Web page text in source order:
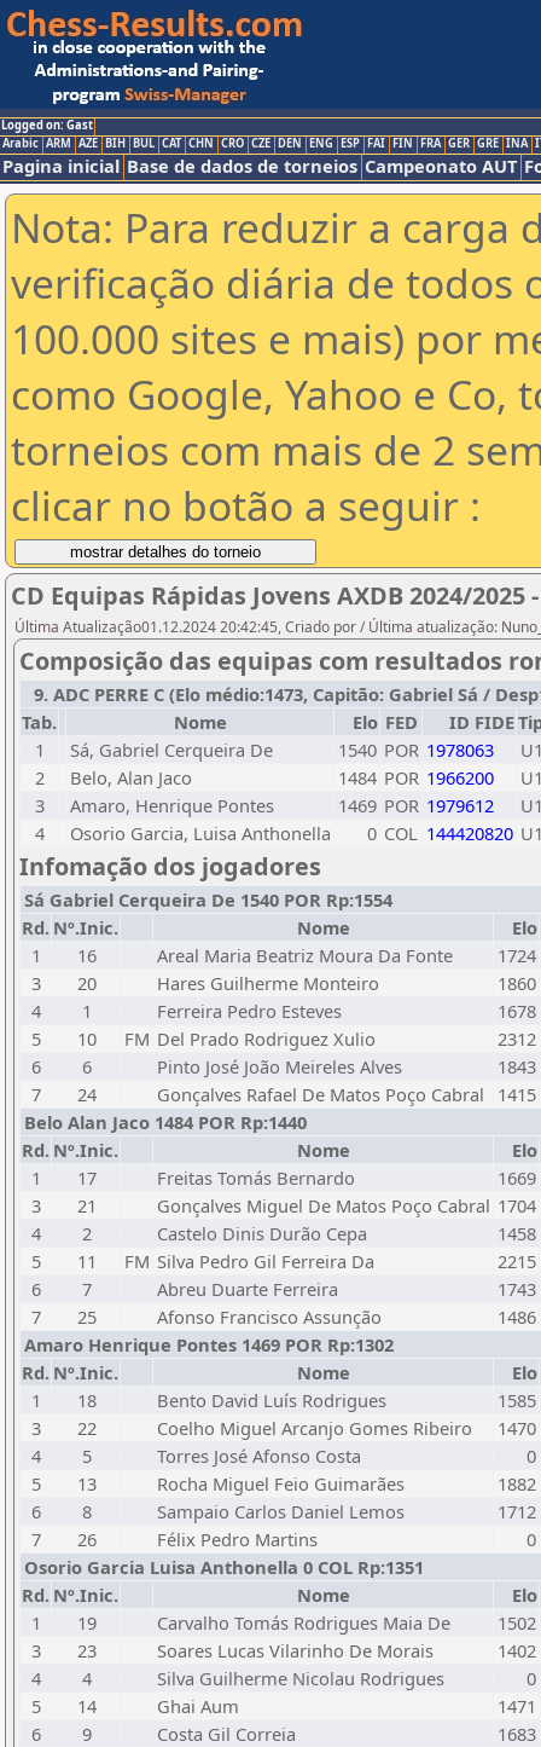
Logged on: Gast
Arabic ARM AZE BIH BUL CAT CHN CRO CZE DEN ENG ESP FAI FIN FRA GER GRE INA
Pagina inicial Base de dados de torneios Campeonato AUT
Nota: Para reduzir a carga
verificação diária de todos
100.000 sites e mais) por
como Google, Yahoo e Co,
torneios com mais de 2
clicar no botão a seguir :
CD Equipas Rápidas Jovens AXDB 2024/2025
Última Atualização01.12.2024 20:42:45, Criado por / Última atualização:
Composição das equipas com resultados
9. ADC PERRE C (Elo médio:1473, Capitão: Gabriel Sá /
Tab.
Nome Elo FED ID FIDE
1
Sá, Gabriel Cerqueira De 1540 POR 1978063
2
Belo, Alan Jaco 1484 POR 1966200
3
Amaro, Henrique Pontes 1469 POR 1979612
4
Osorio Garcia, Luisa Anthonella 0 COL 144420820
Infomação dos jogadores
Sá Gabriel Cerqueira De 1540 POR Rp:1554
Rd. Nº.Inic. Nome
Elo
1
16 Areal Maria Beatriz Moura Da Fonte
1724
3
20 Hares Guilherme Monteiro
1860
4
1 Ferreira Pedro Esteves
1678
5
10 FM Del Prado Rodriguez Xulio
2312
6
6 Pinto José João Meireles Alves
1843
7
24 Gonçalves Rafael De Matos Poço Cabral
1415
Belo Alan Jaco 1484 POR Rp:1440
Rd. Nº.Inic. Nome
Elo
1
17 Freitas Tomás Bernardo
1669
3
21 Gonçalves Miguel De Matos Poço Cabral 1704
4
2 Castelo Dinis Durão Cepa
1458
5
11 FM Silva Pedro Gil Ferreira Da
2215
6
7 Abreu Duarte Ferreira
1743
7
25 Afonso Francisco Assunção
1486
Amaro Henrique Pontes 1469 POR Rp:1302
Rd. Nº.Inic. Nome
Elo
1
18 Bento David Luís Rodrigues
1585
3
22 Coelho Miguel Arcanjo Gomes Ribeiro
1470
4
5 Torres José Afonso Costa
0
5
13 Rocha Miguel Feio Guimarães
1882
6
8 Sampaio Carlos Daniel Lemos
1712
7
26 Félix Pedro Martins
0
Osorio Garcia Luisa Anthonella 0 COL Rp:1351
Rd. Nº.Inic. Nome
Elo
1
19 Carvalho Tomás Rodrigues Maia De
1502
3
23 Soares Lucas Vilarinho De Morais
1402
4
4 Silva Guilherme Nicolau Rodrigues
0
5
14 Ghai Aum
1471
6
9 Costa Gil Correia
1683